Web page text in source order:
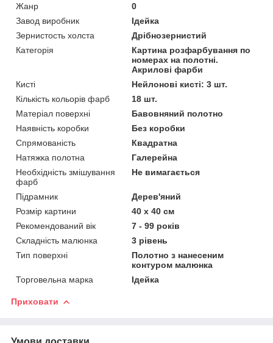
Жанр
0
Завод виробник
Ідейка
Зернистость холста
Дрібнозернистий
Категорія
Картина розфарбування по
номерах на полотні.
Акрилові фарби
Кисті
Нейлонові кисті: 3 шт.
Кількість кольорів фарб
18 шт.
Матеріал поверхні
Бавовняний полотно
Наявність коробки
Без коробки
Спрямованість
Квадратна
Натяжка полотна
Галерейна
Необхідність змішування
фарб
Не вимагається
Підрамник
Дерев'яний
Розмір картини
40 х 40 см
Рекомендований вік
7 - 99 років
Складність малюнка
3 рівень
Тип поверхні
Полотно з нанесеним
контуром малюнка
Торговельна марка
Ідейка
Приховати